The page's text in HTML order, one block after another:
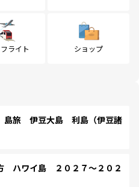
ライト ショップ
旅 伊豆大島 利島（伊豆諸
ハワイ島 ２０２７～２０２